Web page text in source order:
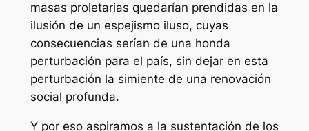
masas proletarias quedarían prendidas en la
ilusión de un espejismo iluso, cuyas
consecuencias serían de una honda
perturbación para el país, sin dejar en esta
perturbación la simiente de una renovación
social profunda.
Y por eso aspiramos a la sustentación de los